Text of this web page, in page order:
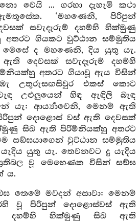
වෙයි ... ගරහා දැහැමි කථා
‘මහණෙනි, පිරිපුන්
සවැදෑරුම් දහම්හි හික්මුණු
ගියකට වුට්ඨාන සම්මුතිය
මෙසේ ද මහණෙනි, දිය යුතු යැ.
දෙවසක් සවැදෑරුම් දහම්හි
අතරට ගියාවූ ඇය විසින්
උතුරුසඟසිවුර එකස් කොට
උළුලුයෙන් හිඳ ඇඳිලි බැඳ
යැ: ආර්‍ය්‍යාවෙනි, මෙනම් ඇති
පිරිපුන් දොළොස් වස් ඇති දෙවසක්
සිඛ ඇති පිරිම්නියක්හු අතරට
සඞ්ඝයාගෙන් වුට්ඨාන සම්මුතිය
යුතු යැ. තෙවනවට දු යැදිය
වූ මෙහෙණක විසින් සඞ්ඝ
ය.
තෙමේ මවදන් අසාවා: මෙනම්
වූ පිරිපුන් දොළොස්වස් ඇති
දහම්හි හික්මුණු සිඛ ඇති